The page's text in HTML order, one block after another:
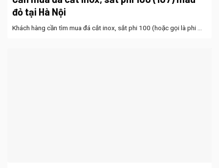
đỏ tại Hà Nội
Khách hàng cần tìm mua đá cắt inox, sắt phi 100 (hoặc gọi là phi ...